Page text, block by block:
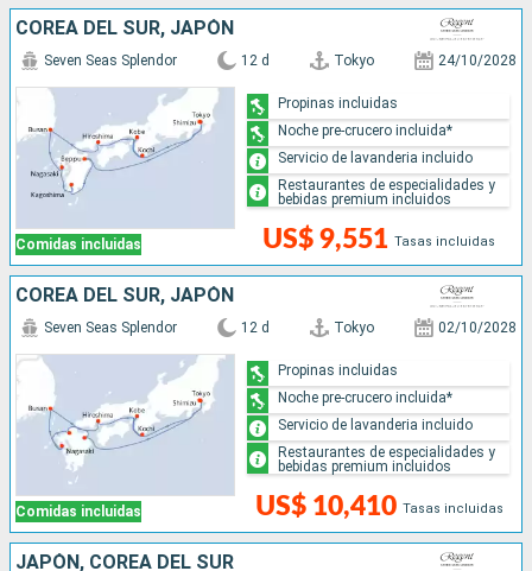
COREA DEL SUR, JAPÓN
Comidas incluidas
Seven Seas Splendor 12 d Tokyo 24/10/2028
US$ 9,551 Tasas incluidas
Propinas incluidas
Noche pre-crucero incluida*
Servicio de lavanderia incluido
Restaurantes de especialidades y
bebidas premium incluidos
COREA DEL SUR, JAPÓN
Comidas incluidas
Seven Seas Splendor 12 d Tokyo 02/10/2028
US$ 10,410 Tasas incluidas
Propinas incluidas
Noche pre-crucero incluida*
Servicio de lavanderia incluido
Restaurantes de especialidades y
bebidas premium incluidos
JAPÓN, COREA DEL SUR